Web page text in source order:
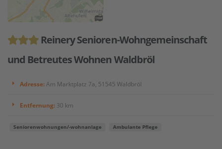
Reinery Senioren-Wohngemeinschaft
und Betreutes Wohnen Waldbröl
Adresse:Am Marktplatz 7a, 51545 Waldbröl
Entfernung: 30 km
Seniorenwohnungen/-wohnanlage Ambulante Pflege